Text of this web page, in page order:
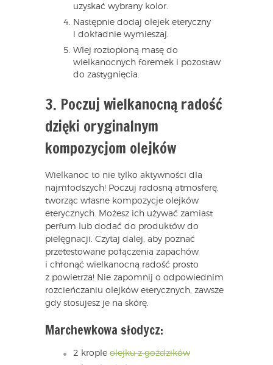
uzyskać wybrany kolor.
Następnie dodaj olejek eteryczny
i dokładnie wymieszaj.
Wlej roztopioną masę do
wielkanocnych foremek i pozostaw
do zastygnięcia.
3. Poczuj wielkanocną radość
dzięki oryginalnym
kompozycjom olejków
Wielkanoc to nie tylko aktywności dla
najmłodszych! Poczuj radosną atmosferę,
tworząc własne kompozycje olejków
eterycznych. Możesz ich używać zamiast
perfum lub dodać do produktów do
pielęgnacji. Czytaj dalej, aby poznać
przetestowane połączenia zapachów
i chłonąć wielkanocną radość prosto
z powietrza! Nie zapomnij o odpowiednim
rozcieńczaniu olejków eterycznych, zawsze
gdy stosujesz je na skórę.
Marchewkowa słodycz:
2 krople olejku z goździków